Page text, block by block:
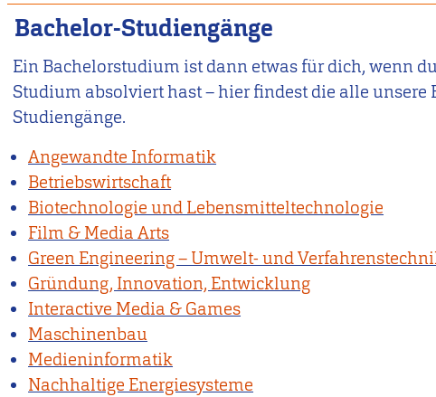
Bachelor-Studiengänge
Ein Bachelorstudium ist dann etwas für dich, wenn
Studium absolviert hast – hier findest die alle unsere
Studiengänge.
Angewandte Informatik
Betriebswirtschaft
Biotechnologie und Lebensmitteltechnologie
Film & Media Arts
Green Engineering – Umwelt- und
Gründung, Innovation, Entwicklung
Interactive Media & Games
Maschinenbau
Medieninformatik
Nachhaltige Energiesysteme